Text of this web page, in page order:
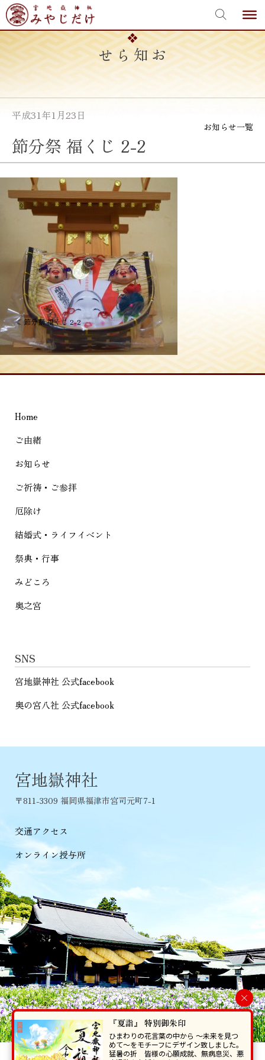
Skip
to
content
お知らせ
平成31年1月23日
お知らせ一覧
節分祭 福くじ 2-2
投
稿
ナ
ビ
ー
シ
ョ
ン
≪ 節分祭 福くじ 2-2
Home
ご由緒
お知らせ
ご祈祷・ご参拝
厄除け
結婚式・ライフイベント
祭典・行事
みどころ
奥之宮
SNS
宮地嶽神社 公式facebook
奥の宮八社 公式facebook
宮地嶽神社
〒811-3309 福岡県福津市宮司元町7-1
交通アクセス
オンライン授与所
当ホームページで掲載の写真・イラスト等を無断で転写･複製することを
×
『夏詣』 特別御朱印
ひまわりの花言葉の中から 〜未来を見つ
めて〜をモチーフにデザイン致しました。
猛暑の折 皆様の心願成就、無病息災、悪